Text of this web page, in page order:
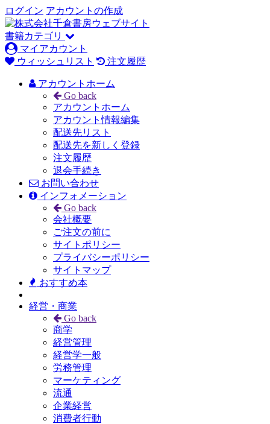
ログイン アカウントの作成
書籍カテゴリ
マイアカウント
ウィッシュリスト
注文履歴
アカウントホーム
Go back
アカウントホーム
アカウント情報編集
配送先リスト
配送先を新しく登録
注文履歴
退会手続き
お問い合わせ
インフォメーション
Go back
会社概要
ご注文の前に
サイトポリシー
プライバシーポリシー
サイトマップ
おすすめ本
経営・商業
Go back
商学
経営管理
経営学一般
労務管理
マーケティング
流通
企業経営
消費者行動